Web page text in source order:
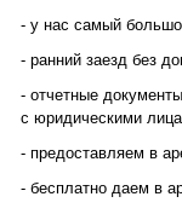
- у нас самый
- ранний заезд без
- отчетные
с юридическими
- предоставляем в
- бесплатно даем в